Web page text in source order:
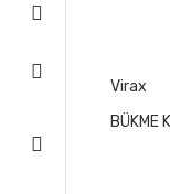
Virax
BÜKME